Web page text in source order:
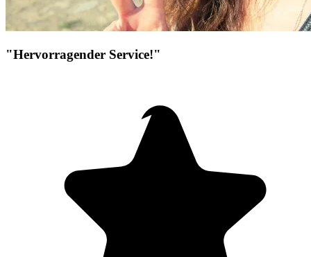
"Hervorragender Service!"